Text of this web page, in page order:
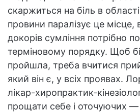
скаржиться на біль в
провини паралізує це місце,
докорів сумління потрібно
терміновому порядку. Щоб
пройшла, треба вчитися
який він є, у всіх проявах.
лікар-хиропрактик-
прощати себе і оточуючих —